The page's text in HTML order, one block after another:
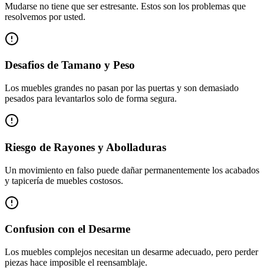
Mudarse no tiene que ser estresante. Estos son los problemas que
resolvemos por usted.
Desafios de Tamano y Peso
Los muebles grandes no pasan por las puertas y son demasiado
pesados para levantarlos solo de forma segura.
Riesgo de Rayones y Abolladuras
Un movimiento en falso puede dañar permanentemente los acabados
y tapicería de muebles costosos.
Confusion con el Desarme
Los muebles complejos necesitan un desarme adecuado, pero perder
piezas hace imposible el reensamblaje.